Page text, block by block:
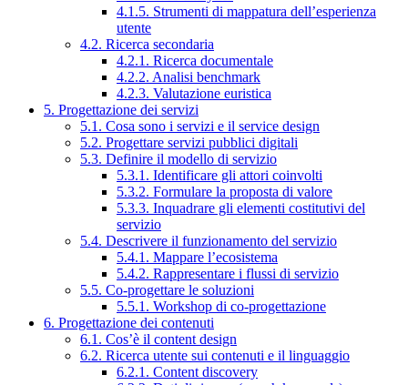
4.1.5. Strumenti di mappatura dell’esperienza
utente
4.2. Ricerca secondaria
4.2.1. Ricerca documentale
4.2.2. Analisi benchmark
4.2.3. Valutazione euristica
5. Progettazione dei servizi
5.1. Cosa sono i servizi e il service design
5.2. Progettare servizi pubblici digitali
5.3. Definire il modello di servizio
5.3.1. Identificare gli attori coinvolti
5.3.2. Formulare la proposta di valore
5.3.3. Inquadrare gli elementi costitutivi del
servizio
5.4. Descrivere il funzionamento del servizio
5.4.1. Mappare l’ecosistema
5.4.2. Rappresentare i flussi di servizio
5.5. Co-progettare le soluzioni
5.5.1. Workshop di co-progettazione
6. Progettazione dei contenuti
6.1. Cos’è il content design
6.2. Ricerca utente sui contenuti e il linguaggio
6.2.1. Content discovery